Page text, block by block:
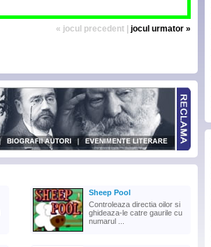
« jocul precedent | jocul urmator »
Sheep Pool
Controleaza directia oilor si
ghideaza-le catre gaurile cu
numarul ...